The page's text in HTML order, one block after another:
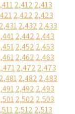
2,412 2,413
2,422 2,423
2,4312,432 2,433
2,442 2,443
2,452 2,453
2,462 2,463
2,472 2,473
2,4812,482 2,483
2,492 2,493
2,502 2,503
2,512 2,513